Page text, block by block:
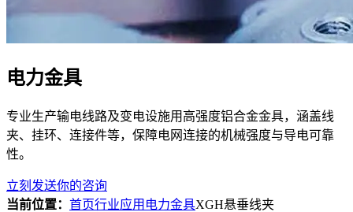
电力金具
专业生产输电线路及变电设施用高强度铝合金金具，涵盖线
夹、挂环、连接件等，保障电网连接的机械强度与导电可靠
性。
立刻发送你的咨询
当前位置： 首页行业应用 电力金具XGH悬垂线夹